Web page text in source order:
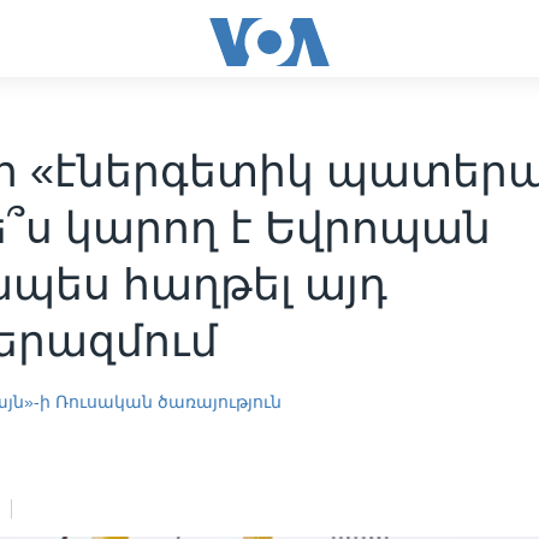
«էներգետիկ
կարող է Եվրոպան
հաղթել այդ
ի Ռուսական ծառայություն